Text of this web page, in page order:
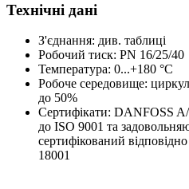
Технічні дані
З'єднання: див. таблиці
Робочий тиск: РN 16/25/40
Температура: 0...+180 °С
Робоче середовище:
до 50%
Сертифікати: DANFOSS A/
до ISO 9001 та
сертифікований
18001